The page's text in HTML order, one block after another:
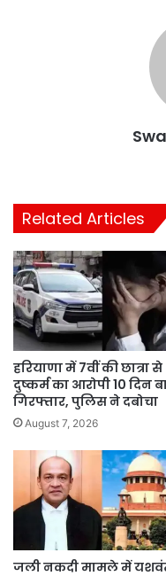
Related Articles
हरियाणा में 7वीं की छात्रा से
दुष्कर्म का आरोपी 10 दिन
गिरफ्तार, पुलिस ने दबोचा
August 7, 2026
जली नकदी मामले में